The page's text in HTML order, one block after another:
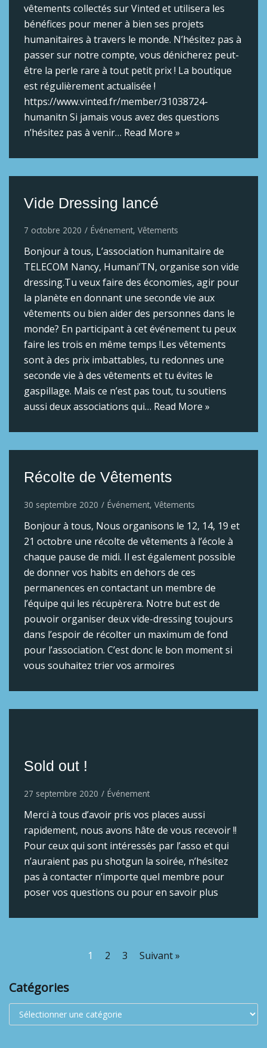
vêtements collectés sur Vinted et utilisera les
bénéfices pour mener à bien ses projets
humanitaires à travers le monde. N’hésitez pas à
passer sur notre compte, vous dénicherez peut-
être la perle rare à tout petit prix ! La boutique
est régulièrement actualisée !
https://www.vinted.fr/member/31038724-
humanitn Si jamais vous avez des questions
n’hésitez pas à venir… Read More »
Vide Dressing lancé
7 octobre 2020 Événement, Vêtements
Bonjour à tous, L’association humanitaire de
TELECOM Nancy, Humani’TN, organise son vide
dressing.Tu veux faire des économies, agir pour
la planète en donnant une seconde vie aux
vêtements ou bien aider des personnes dans le
monde? En participant à cet événement tu peux
faire les trois en même temps !Les vêtements
sont à des prix imbattables, tu redonnes une
seconde vie à des vêtements et tu évites le
gaspillage. Mais ce n’est pas tout, tu soutiens
aussi deux associations qui… Read More »
Récolte de Vêtements
30 septembre 2020 Événement, Vêtements
Bonjour à tous, Nous organisons le 12, 14, 19 et
21 octobre une récolte de vêtements à l’école à
chaque pause de midi. Il est également possible
de donner vos habits en dehors de ces
permanences en contactant un membre de
l’équipe qui les récupèrera. Notre but est de
pouvoir organiser deux vide-dressing toujours
dans l’espoir de récolter un maximum de fond
pour l’association. C’est donc le bon moment si
vous souhaitez trier vos armoires
Sold out !
27 septembre 2020 Événement
Merci à tous d’avoir pris vos places aussi
rapidement, nous avons hâte de vous recevoir !!
Pour ceux qui sont intéressés par l’asso et qui
n’auraient pas pu shotgun la soirée, n’hésitez
pas à contacter n’importe quel membre pour
poser vos questions ou pour en savoir plus
1 2 3 Suivant »
Catégories